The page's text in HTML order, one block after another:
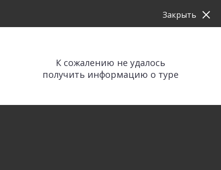
К сожалению не удалось
получить информацию о туре
Закрыть